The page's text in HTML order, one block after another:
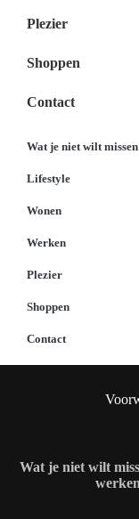
Plezier
Shoppen
Contact
Wat je niet wilt missen
Lifestyle
Wonen
Werken
Plezier
Shoppen
Contact
Wat je niet wilt